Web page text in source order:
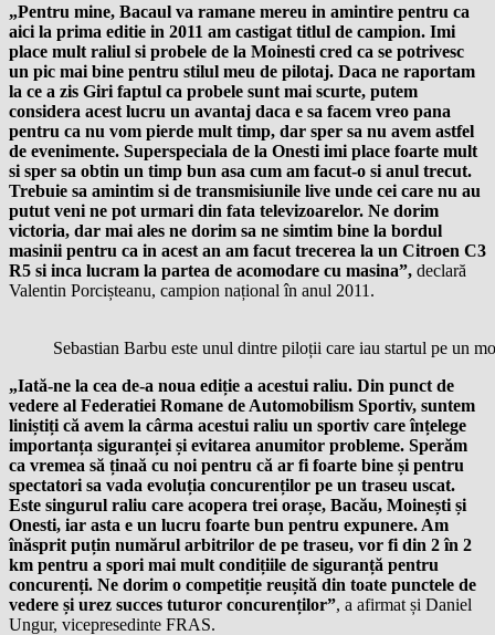
„Pentru mine, Bacaul va ramane mereu in amintire pentru ca
aici la prima editie in 2011 am castigat titlul de campion. Imi
place mult raliul si probele de la Moinesti cred ca se potrivesc
un pic mai bine pentru stilul meu de pilotaj. Daca ne raportam
la ce a zis Giri faptul ca probele sunt mai scurte, putem
considera acest lucru un avantaj daca e sa facem vreo pana
pentru ca nu vom pierde mult timp, dar sper sa nu avem astfel
de evenimente. Superspeciala de la Onesti imi place foarte mult
si sper sa obtin un timp bun asa cum am facut-o si anul trecut.
Trebuie sa amintim si de transmisiunile live unde cei care nu au
putut veni ne pot urmari din fata televizoarelor. Ne dorim
victoria, dar mai ales ne dorim sa ne simtim bine la bordul
masinii pentru ca in acest an am facut trecerea la un Citroen C3
R5 si inca lucram la partea de acomodare cu masina”, declară
Valentin Porcișteanu, campion național în anul 2011.
Sebastian Barbu este unul dintre piloții care iau startul pe un
„Iată-ne la cea de-a noua ediție a acestui raliu. Din punct de
vedere al Federatiei Romane de Automobilism Sportiv, suntem
liniștiți că avem la cârma acestui raliu un sportiv care înțelege
importanța siguranței și evitarea anumitor probleme. Sperăm
ca vremea să ținaă cu noi pentru că ar fi foarte bine și pentru
spectatori sa vada evoluția concurenților pe un traseu uscat.
Este singurul raliu care acopera trei orașe, Bacău, Moinești și
Onesti, iar asta e un lucru foarte bun pentru expunere. Am
înăsprit puțin numărul arbitrilor de pe traseu, vor fi din 2 în 2
km pentru a spori mai mult condițiile de siguranță pentru
concurenți. Ne dorim o competiție reușită din toate punctele de
vedere și urez succes tuturor concurenților”, a afirmat și Daniel
Ungur, vicepresedinte FRAS.